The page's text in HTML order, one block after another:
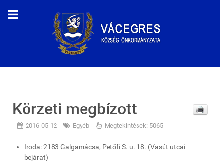
Körzeti megbízott
2016-05-12 Egyéb Megtekintések: 5065
Iroda: 2183 Galgamácsa, Petőfi S. u. 18. (Vasút utcai
bejárat)